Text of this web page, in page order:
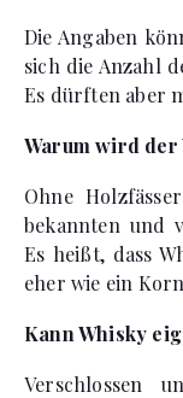
Die Angaben
sich die Anzahl
Es dürften aber
Warum wird
Ohne
bekannten und
Es heißt, dass
eher wie ein
Kann Whisky
Verschlossen